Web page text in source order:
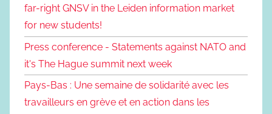
far-right GNSV in the Leiden information market
for new students!
Press conference - Statements against NATO and
it's The Hague summit next week
Pays-Bas : Une semaine de solidarité avec les
travailleurs en grève et en action dans les